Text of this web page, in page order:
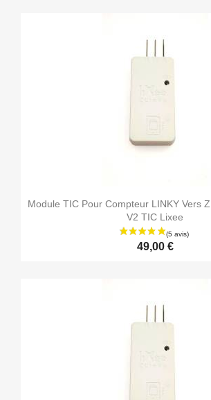
Module TIC Pour Compteur LINKY Vers
V2 TIC Lixee
49,00 €